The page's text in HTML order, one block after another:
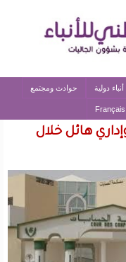
أنباء دولية حوادث ومجتمع
Français
هائل خلال